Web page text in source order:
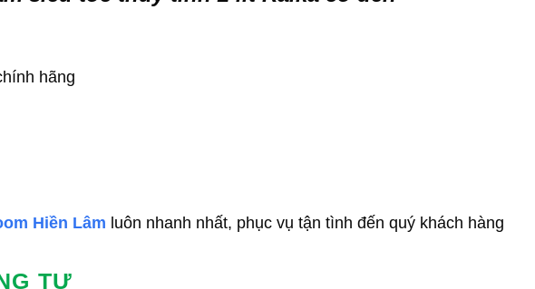
hãng
Hiền Lâm luôn nhanh nhất, phục vụ tận tình đến quý khách hàng
TỰ